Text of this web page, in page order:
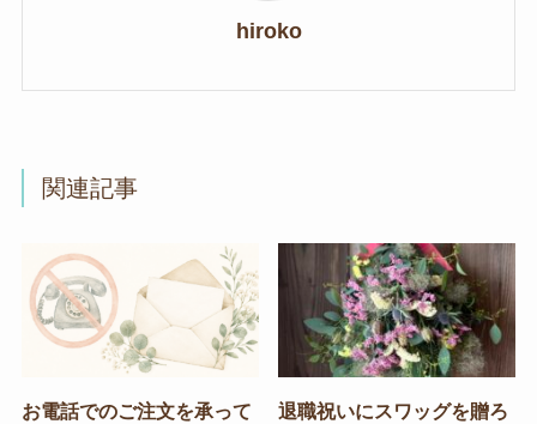
hiroko
関連記事
お電話でのご注文を承って
退職祝いにスワッグを贈ろ